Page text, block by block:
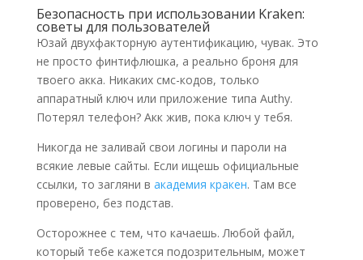
Безопасность при использовании Kraken:
советы для пользователей
Юзай двухфакторную аутентификацию, чувак. Это
не просто финтифлюшка, а реально броня для
твоего акка. Никаких смс-кодов, только
аппаратный ключ или приложение типа Authy.
Потерял телефон? Акк жив, пока ключ у тебя.
Никогда не заливай свои логины и пароли на
всякие левые сайты. Если ищешь официальные
ссылки, то загляни в академия кракен. Там все
проверено, без подстав.
Осторожнее с тем, что качаешь. Любой файл,
который тебе кажется подозрительным, может